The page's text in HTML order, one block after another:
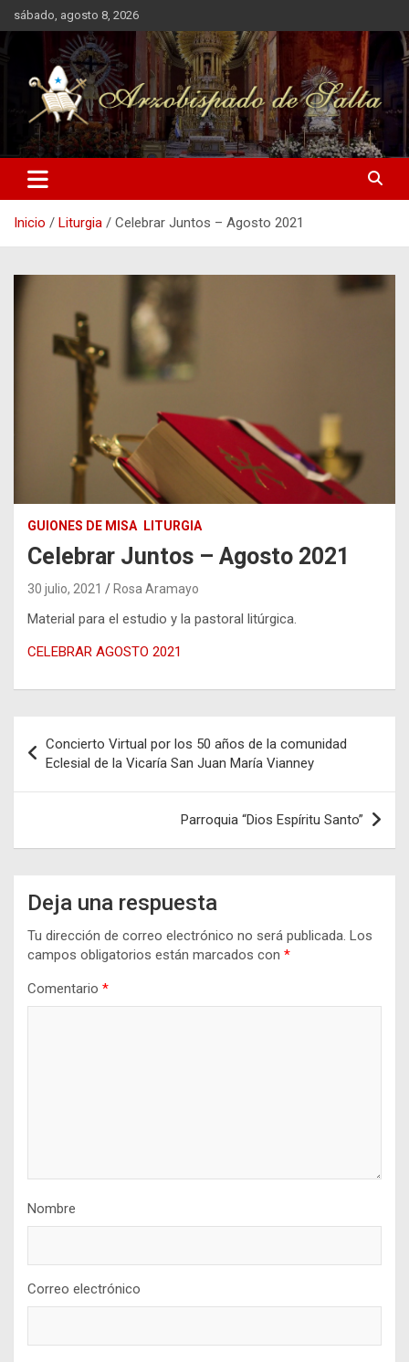
Saltar
al
contenido
sábado, agosto 8, 2026
Arzobispado de Salta
Arzobispado de Salta
Inicio Liturgia Celebrar Juntos – Agosto 2021
GUIONES DE MISA LITURGIA
Celebrar Juntos – Agosto 2021
30 julio, 2021 Rosa Aramayo
Material para el estudio y la pastoral litúrgica.
CELEBRAR AGOSTO 2021
de
entradas
Concierto Virtual por los 50 años de la comunidad
Eclesial de la Vicaría San Juan María Vianney
Parroquia “Dios Espíritu Santo”
Deja una respuesta
Tu dirección de correo electrónico no será publicada. Los
campos obligatorios están marcados con *
Comentario *
Nombre
Correo electrónico